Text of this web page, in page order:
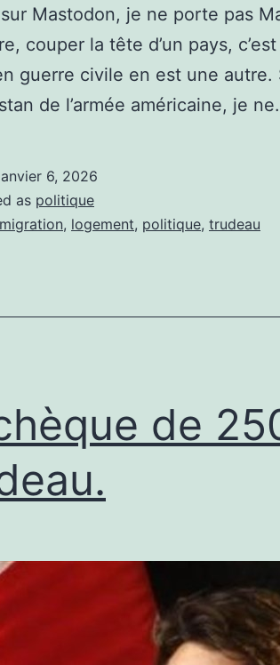
Mastodon, je ne porte pas
couper la tête d’un pays,
guerre civile en est une autre.
de l’armée américaine, je
6, 2026
as politique
, logement, politique, trudeau
de